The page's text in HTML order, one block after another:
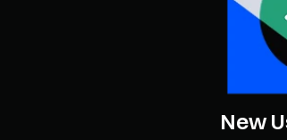
New
100% Win